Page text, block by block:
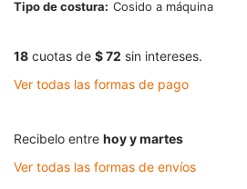
Tipo de costura
Cosido a máquina
18 cuotas de $ 72 sin intereses.
Ver todas las formas de pago
Recibelo entre hoy y martes
Ver todas las formas de envíos